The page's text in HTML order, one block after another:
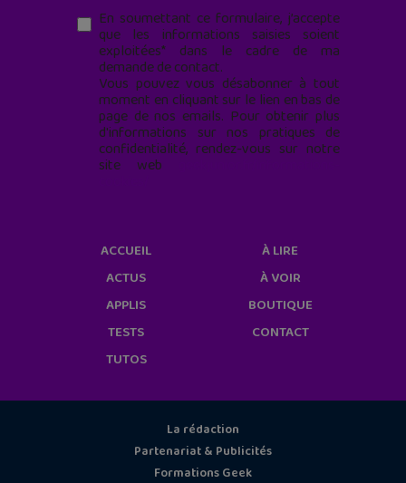
En soumettant ce formulaire, j’accepte
que les informations saisies soient
exploitées* dans le cadre de ma
demande de contact.
Vous pouvez vous désabonner à tout
moment en cliquant sur le lien en bas de
page de nos emails. Pour obtenir plus
d'informations sur nos pratiques de
confidentialité, rendez-vous sur notre
site web
ACCUEIL
ACTUS
APPLIS
TESTS
TUTOS
À LIRE
À VOIR
BOUTIQUE
CONTACT
La rédaction
Partenariat & Publicités
Formations Geek